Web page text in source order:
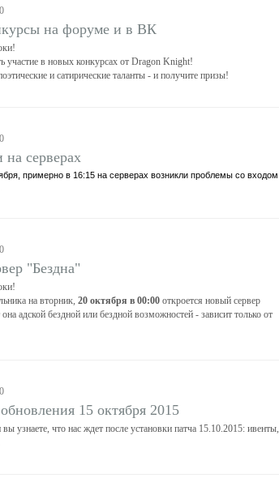
на форуме и в ВК
участие в новых конкурсах от Dragon Knight!
и сатирические таланты - и получите призы!
серверах
примерно в 16:15 на серверах возникли проблемы со входом
"Бездна"
на вторник, 20 октября в 00:00 откроется новый сервер
она адской бездной или бездной возможностей - зависит только от
15 октября 2015
узнаете, что нас ждет после установки патча 15.10.2015: ивенты,